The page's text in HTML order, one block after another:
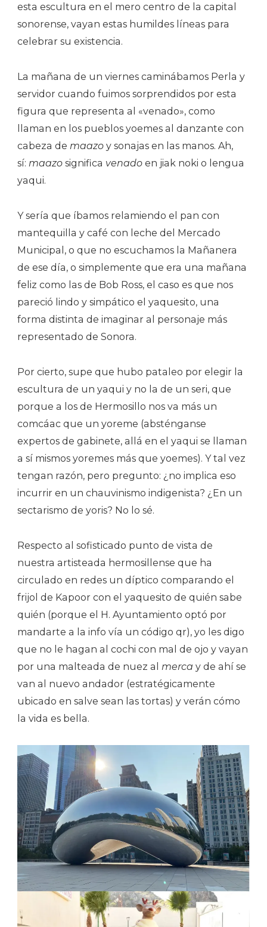
esta escultura en el mero centro de la capital
sonorense, vayan estas humildes líneas para
celebrar su existencia.
La mañana de un viernes caminábamos Perla y
servidor cuando fuimos sorprendidos por esta
figura que representa al «venado», como
llaman en los pueblos yoemes al danzante con
cabeza de maazo y sonajas en las manos. Ah,
sí: maazo significa venado en jiak noki o lengua
yaqui.
Y sería que íbamos relamiendo el pan con
mantequilla y café con leche del Mercado
Municipal, o que no escuchamos la Mañanera
de ese día, o simplemente que era una mañana
feliz como las de Bob Ross, el caso es que nos
pareció lindo y simpático el yaquesito, una
forma distinta de imaginar al personaje más
representado de Sonora.
Por cierto, supe que hubo pataleo por elegir la
escultura de un yaqui y no la de un seri, que
porque a los de Hermosillo nos va más un
comcáac que un yoreme (absténganse
expertos de gabinete, allá en el yaqui se llaman
a sí mismos yoremes más que yoemes). Y tal vez
tengan razón, pero pregunto: ¿no implica eso
incurrir en un chauvinismo indigenista? ¿En un
sectarismo de yoris? No lo sé.
Respecto al sofisticado punto de vista de
nuestra artisteada hermosillense que ha
circulado en redes un díptico comparando el
frijol de Kapoor con el yaquesito de quién sabe
quién (porque el H. Ayuntamiento optó por
mandarte a la info vía un código qr), yo les digo
que no le hagan al cochi con mal de ojo y vayan
por una malteada de nuez al merca y de ahí se
van al nuevo andador (estratégicamente
ubicado en salve sean las tortas) y verán cómo
la vida es bella.